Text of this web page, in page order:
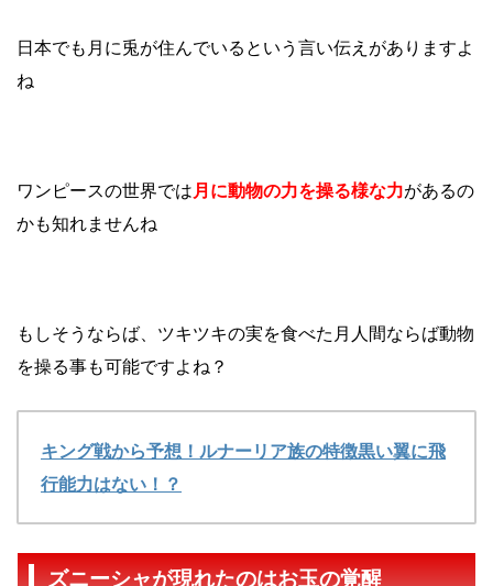
日本でも月に兎が住んでいるという言い伝えがありますよ
ね
ワンピースの世界では月に動物の力を操る様な力があるの
かも知れませんね
もしそうならば、ツキツキの実を食べた月人間ならば動物
を操る事も可能ですよね？
キング戦から予想！ルナーリア族の特徴黒い翼に飛
行能力はない！？
ズニーシャが現れたのはお玉の覚醒